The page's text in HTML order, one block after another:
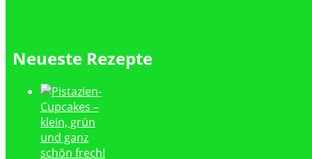
Neueste Rezepte